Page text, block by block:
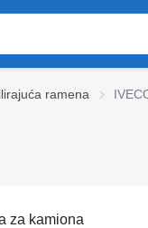
ramena
za kamiona